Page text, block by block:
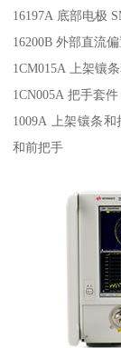
16197A 底部电极
16200B 外部直流
1CM015A 上架镶
1CN005A 把手套
1009A 上架镶条
和前把手